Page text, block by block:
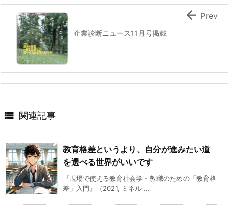
企業診断ニュース11月号掲載
 Prev
 関連記事
教育格差というより、自分が進みたい道
を選べる世界がいいです
『現場で使える教育社会学 - 教職のための「教育格
差」入門』（2021, ミネル ...